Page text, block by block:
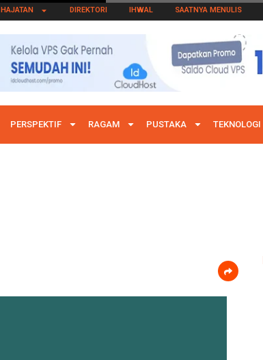
HAJATAN DIREKTORI IHWAL SAATNYA MENULIS
PERSPEKTIF RAGAM PUSTAKA TEKNOLOGI